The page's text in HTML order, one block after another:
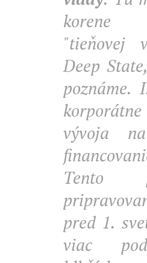
korene
"tieňovej
Deep
poznáme.
vývoja
Tento
pred 1.
viac